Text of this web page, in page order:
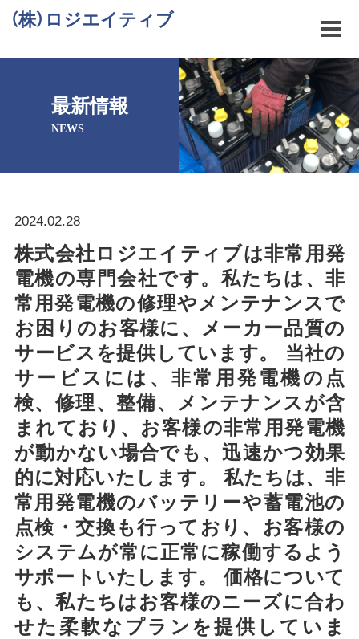
（株）ロジエイティブ
最新情報
NEWS
2024.02.28
株式会社ロジエイティブは非常用発
電機の専門会社です。私たちは、非
常用発電機の修理やメンテナンスで
お困りのお客様に、メーカー品質の
サービスを提供しています。 当社の
サービスには、非常用発電機の点
検、修理、整備、メンテナンスが含
まれており、お客様の非常用発電機
が動かない場合でも、迅速かつ効果
的に対応いたします。 私たちは、非
常用発電機のバッテリーや蓄電池の
点検・交換も行っており、お客様の
システムが常に正常に稼働するよう
サポートいたします。 価格について
も、私たちはお客様のニーズに合わ
せた柔軟なプランを提供していま